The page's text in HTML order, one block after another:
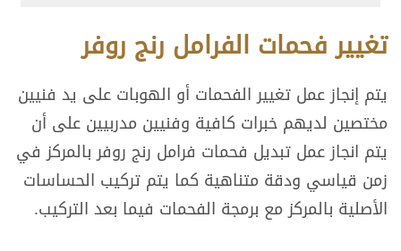
تغيير فحمات الفرامل رنج روفر
يتم إنجاز عمل تغيير الفحمات أو الهوبات على يد فنيين
مختصين لديهم خبرات كافية وفنيين مدربيين على أن
يتم انجاز عمل تبديل فحمات فرامل رنج روفر بالمركز في
زمن قياسي ودقة متناهية كما يتم تركيب الحساسات
الأصلية بالمركز مع برمجة الفحمات فيما بعد التركيب.